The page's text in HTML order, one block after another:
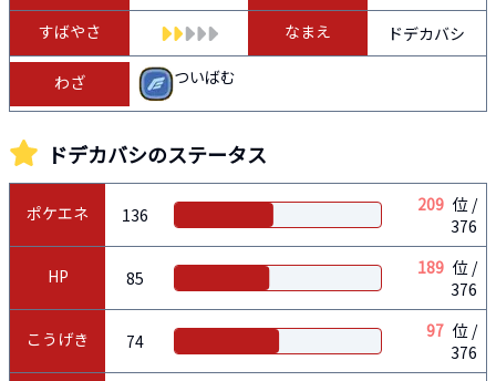
すばやさ なまえ ドデカバシ
わざ ついばむ
ドデカバシのステータス
ポケエネ 136 209 位 /
376
HP 85 189 位 /
376
こうげき 74 97 位 /
376